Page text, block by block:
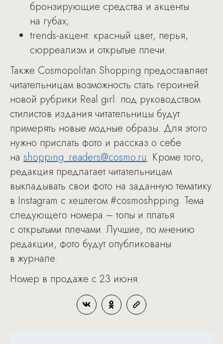
бронзирующие средства и акценты
на губах;
trends-акцент: красный цвет, перья,
сюрреализм и открытые плечи.
Также Cosmopolitan Shopping предоставляет
читательницам возможность стать героиней
новой рубрики Real girl: под руководством
стилистов издания читательницы будут
примерять новые модные образы. Для этого
нужно прислать фото и рассказ о себе
на shopping_readers@cosmo.ru. Кроме того,
редакция предлагает читательницам
выкладывать свои фото на заданную тематику
в Instagram с хештегом #cosmoshpping. Тема
следующего номера – топы и платья
с открытыми плечами. Лучшие, по мнению
редакции, фото будут опубликованы
в журнале.
Номер в продаже с 23 июня.